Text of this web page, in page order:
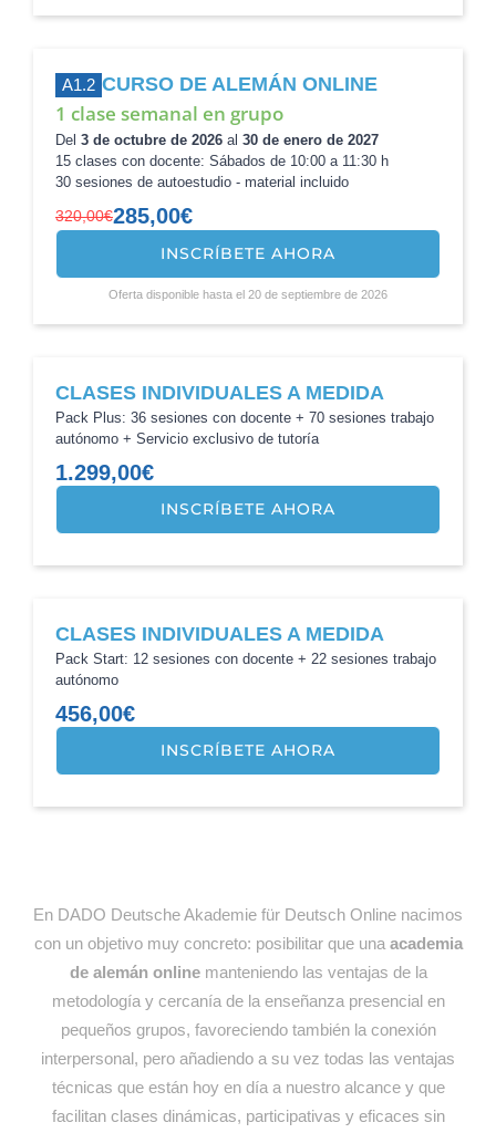
A1.2 CURSO DE ALEMÁN ONLINE
1 clase semanal en grupo
Del 3 de octubre de 2026 al 30 de enero de 2027
15 clases con docente: Sábados de 10:00 a 11:30 h
30 sesiones de autoestudio - material incluido
320,00€
precio
285,00€
precio
INSCRÍBETE AHORA
Oferta disponible hasta el 20 de septiembre de 2026
CLASES INDIVIDUALES A MEDIDA
Pack Plus: 36 sesiones con docente + 70 sesiones trabajo
autónomo + Servicio exclusivo de tutoría
1.299,00€
INSCRÍBETE AHORA
CLASES INDIVIDUALES A MEDIDA
Pack Start: 12 sesiones con docente + 22 sesiones trabajo
autónomo
456,00€
INSCRÍBETE AHORA
En DADO Deutsche Akademie für Deutsch Online nacimos
con un objetivo muy concreto: posibilitar que una academia
de alemán onlinemanteniendo las ventajas de la
metodología y cercanía de la enseñanza presencial en
pequeños grupos, favoreciendo también la conexión
interpersonal, pero añadiendo a su vez todas las ventajas
técnicas que están hoy en día a nuestro alcance y que
facilitan clases dinámicas, participativas y eficaces sin